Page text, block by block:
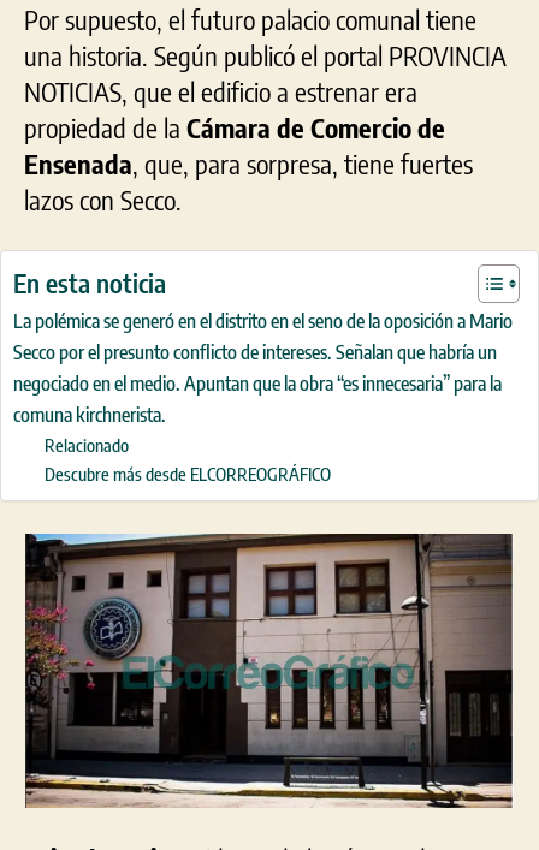
Por supuesto, el futuro palacio comunal tiene
una historia. Según publicó el portal PROVINCIA
NOTICIAS, que el edificio a estrenar era
propiedad de la Cámara de Comercio de
Ensenada, que, para sorpresa, tiene fuertes
lazos con Secco.
En esta noticia
La polémica se generó en el distrito en el seno de la oposición a Mario
Secco por el presunto conflicto de intereses. Señalan que habría un
negociado en el medio. Apuntan que la obra “es innecesaria” para la
comuna kirchnerista.
Relacionado
Descubre más desde ELCORREOGRÁFICO